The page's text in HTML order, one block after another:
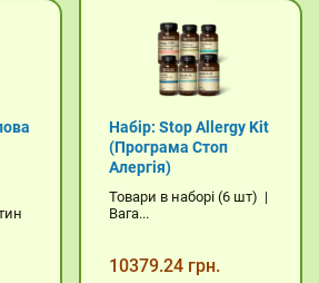
Набір: Stop Allergy Kit
(Програма Стоп
Алергія)
Товари в наборі (6 шт) |
Вага...
10379.24 грн.